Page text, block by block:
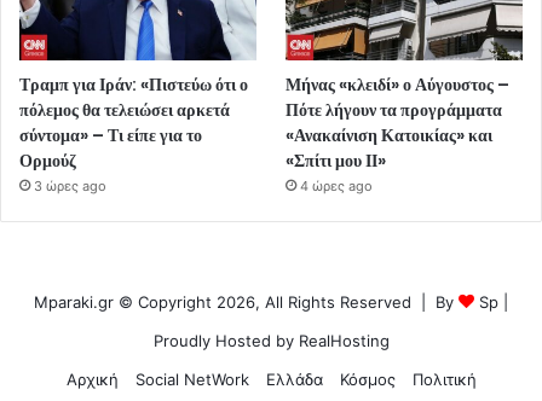
Τραμπ για Ιράν: «Πιστεύω ότι ο
πόλεμος θα τελειώσει αρκετά
σύντομα» – Τι είπε για το
Ορμούζ
3 ώρες ago
Μήνας «κλειδί» ο Αύγουστος –
Πότε λήγουν τα προγράμματα
«Ανακαίνιση Κατοικίας» και
«Σπίτι μου ΙΙ»
4 ώρες ago
Mparaki.gr © Copyright 2026, All Rights Reserved | By Sp
Proudly Hosted by RealHosting
Αρχική
Social NetWork Ελλάδα Κόσμος Πολιτική